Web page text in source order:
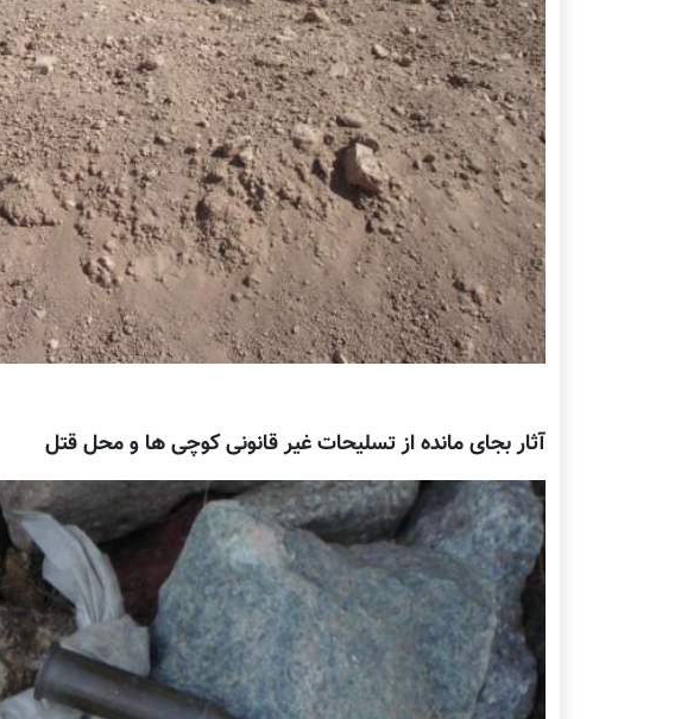
آثار بجای مانده از تسلیحات غیر قانونی کوچی ها و محل قتل